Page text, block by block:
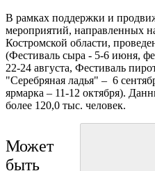
В рамках поддержки и
мероприятий, направленных
Костромской области,
(Фестиваль сыра - 5-6 июня,
22-24 августа, Фестиваль
"Серебряная ладья" – 6
ярмарка – 11-12 октября).
более 120,0 тыс. человек.
Может
быть